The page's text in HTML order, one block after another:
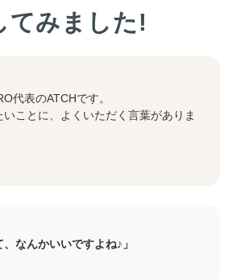
てみました!
代表のATCHです。
ことに、よくいただく言葉がありま
、なんかいいですよね♪」